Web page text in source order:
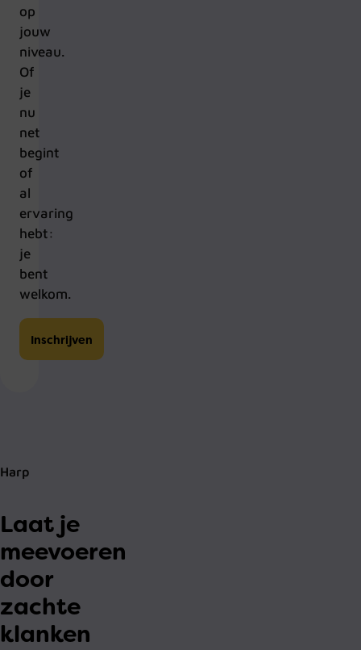
op
jouw
niveau.
Of
je
nu
net
begint
of
al
ervaring
hebt:
je
bent
welkom.
Inschrijven
Laat je
meevoeren
door
zachte
klanken
Harp